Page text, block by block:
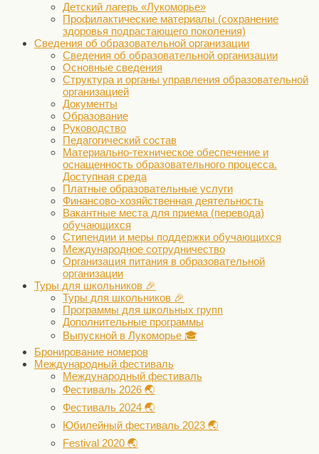
Детский лагерь «Лукоморье»
Профилактические материалы (сохранение
здоровья подрастающего поколения)
Сведения об образовательной организации
Сведения об образовательной организации
Основные сведения
Структура и органы управления образовательной
организацией
Документы
Образование
Руководство
Педагогический состав
Материально-техническое обеспечение и
оснащенность образовательного процесса.
Доступная среда
Платные образовательные услуги
Финансово-хозяйственная деятельность
Вакантные места для приема (перевода)
обучающихся
Стипендии и меры поддержки обучающихся
Международное сотрудничество
Организация питания в образовательной
организации
Туры для школьников 🎉
Туры для школьников 🎉
Программы для школьных групп
Дополнительные программы
Выпускной в Лукоморье 🎓
Бронирование номеров
Международный фестиваль
Международный фестиваль
Фестиваль 2026 🌏
Фестиваль 2024 🌏
Юбилейный фестиваль 2023 🌏
Festival 2020 🌏